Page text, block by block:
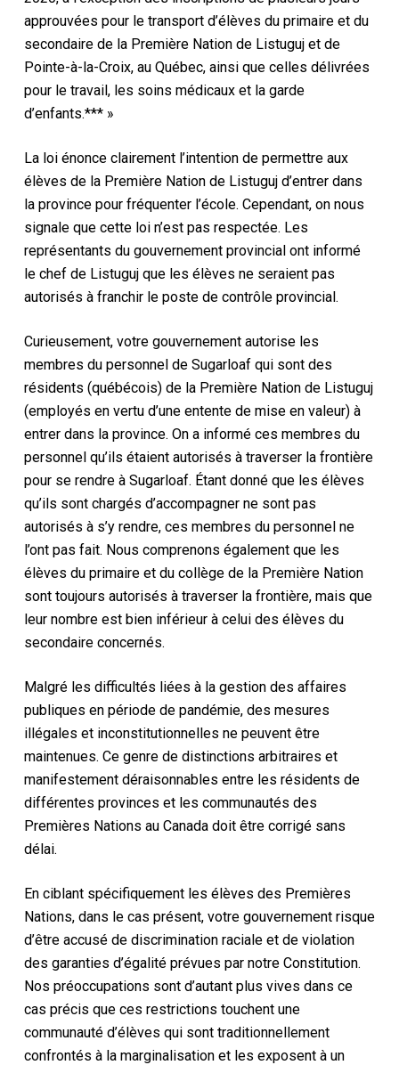
approuvées pour le transport d’élèves du primaire et du
secondaire de la Première Nation de Listuguj et de
Pointe-à-la-Croix, au Québec, ainsi que celles délivrées
pour le travail, les soins médicaux et la garde
d’enfants.*** »
La loi énonce clairement l’intention de permettre aux
élèves de la Première Nation de Listuguj d’entrer dans
la province pour fréquenter l’école. Cependant, on nous
signale que cette loi n’est pas respectée. Les
représentants du gouvernement provincial ont informé
le chef de Listuguj que les élèves ne seraient pas
autorisés à franchir le poste de contrôle provincial.
Curieusement, votre gouvernement autorise les
membres du personnel de Sugarloaf qui sont des
résidents (québécois) de la Première Nation de Listuguj
(employés en vertu d’une entente de mise en valeur) à
entrer dans la province. On a informé ces membres du
personnel qu’ils étaient autorisés à traverser la frontière
pour se rendre à Sugarloaf. Étant donné que les élèves
qu’ils sont chargés d’accompagner ne sont pas
autorisés à s’y rendre, ces membres du personnel ne
l’ont pas fait. Nous comprenons également que les
élèves du primaire et du collège de la Première Nation
sont toujours autorisés à traverser la frontière, mais que
leur nombre est bien inférieur à celui des élèves du
secondaire concernés.
Malgré les difficultés liées à la gestion des affaires
publiques en période de pandémie, des mesures
illégales et inconstitutionnelles ne peuvent être
maintenues. Ce genre de distinctions arbitraires et
manifestement déraisonnables entre les résidents de
différentes provinces et les communautés des
Premières Nations au Canada doit être corrigé sans
délai.
En ciblant spécifiquement les élèves des Premières
Nations, dans le cas présent, votre gouvernement risque
d’être accusé de discrimination raciale et de violation
des garanties d’égalité prévues par notre Constitution.
Nos préoccupations sont d’autant plus vives dans ce
cas précis que ces restrictions touchent une
communauté d’élèves qui sont traditionnellement
confrontés à la marginalisation et les exposent à un